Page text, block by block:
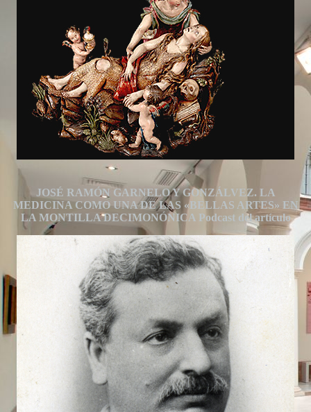
JOSÉ RAMÓN GARNELO Y GONZÁLVEZ. LA
MEDICINA COMO UNA DE LAS «BELLAS ARTES» EN
LA MONTILLA DECIMONÓNICA Podcast del artículo